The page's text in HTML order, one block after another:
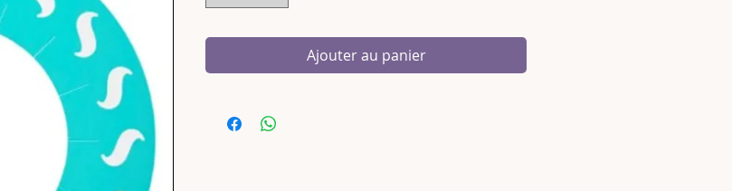
Ajouter au panier